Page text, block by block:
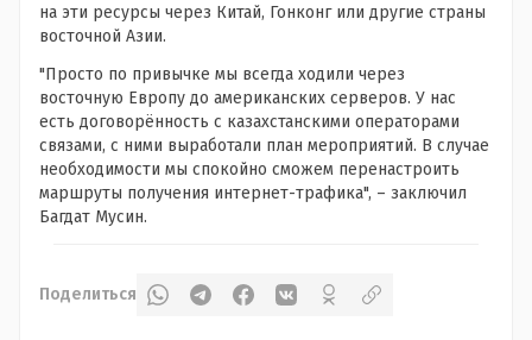
на эти ресурсы через Китай, Гонконг или другие страны
восточной Азии.
"Просто по привычке мы всегда ходили через
восточную Европу до американских серверов. У нас
есть договорённость с казахстанскими операторами
связами, с ними выработали план мероприятий. В случае
необходимости мы спокойно сможем перенастроить
маршруты получения интернет-трафика", – заключил
Багдат Мусин.
Поделиться